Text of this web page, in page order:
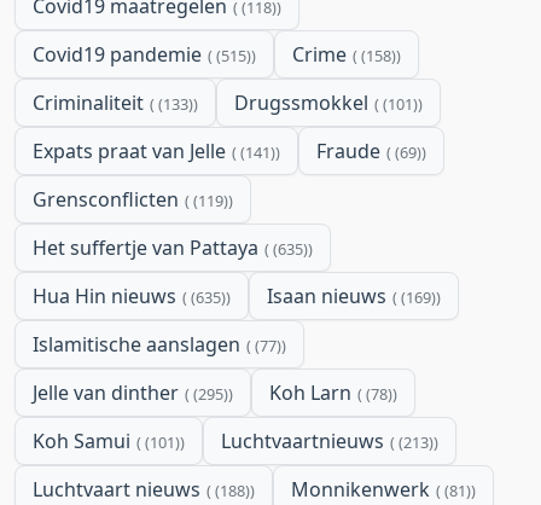
Covid19 maatregelen (118)
Covid19 pandemie (515) Crime (158)
Criminaliteit (133) Drugssmokkel (101)
Expats praat van Jelle (141) Fraude (69)
Grensconflicten (119)
Het suffertje van Pattaya (635)
Hua Hin nieuws (635) Isaan nieuws (169)
Islamitische aanslagen (77)
Jelle van dinther (295) Koh Larn (78)
Koh Samui (101) Luchtvaartnieuws (213)
Luchtvaart nieuws (188) Monnikenwerk (81)